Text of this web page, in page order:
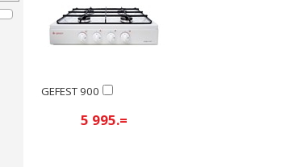
GEFEST 900
5 995.=